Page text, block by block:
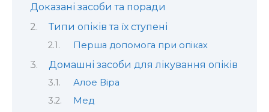
Доказані засоби та поради
Типи опіків та їх ступені
Перша допомога при опіках
Домашні засоби для лікування опіків
Алое Віра
Мед